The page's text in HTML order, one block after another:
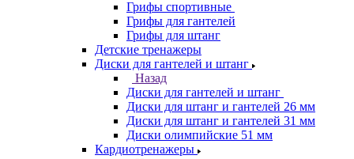
Грифы спортивные
Грифы для гантелей
Грифы для штанг
Детские тренажеры
Диски для гантелей и штанг
Назад
Диски для гантелей и штанг
Диски для штанг и гантелей 26 мм
Диски для штанг и гантелей 31 мм
Диски олимпийские 51 мм
Кардиотренажеры